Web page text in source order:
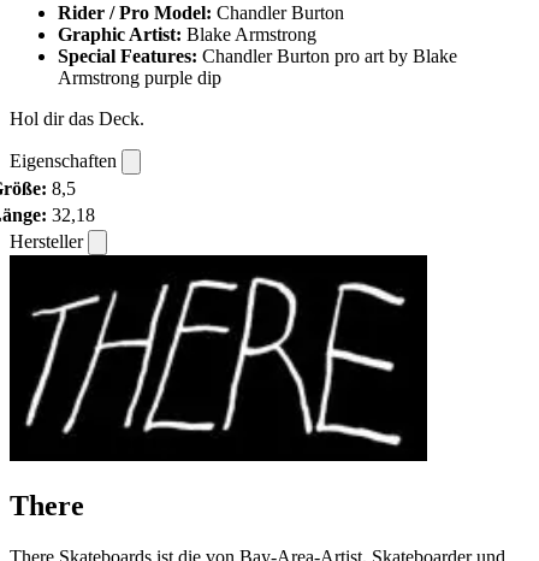
Rider / Pro Model: Chandler Burton
Graphic Artist: Blake Armstrong
Special Features: Chandler Burton pro art by Blake
Armstrong purple dip
Hol dir das Deck.
Eigenschaften
8,5
32,18
Hersteller
There
There Skateboards ist die von Bay-Area-Artist, Skateboarder und